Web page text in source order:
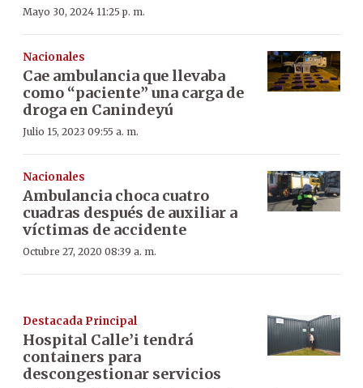
Mayo 30, 2024 11:25 p. m.
Nacionales
Cae ambulancia que llevaba
como “paciente” una carga de
droga en Canindeyú
Julio 15, 2023 09:55 a. m.
Nacionales
Ambulancia choca cuatro
cuadras después de auxiliar a
víctimas de accidente
Octubre 27, 2020 08:39 a. m.
Destacada Principal
Hospital Calle’i tendrá
containers para
descongestionar servicios